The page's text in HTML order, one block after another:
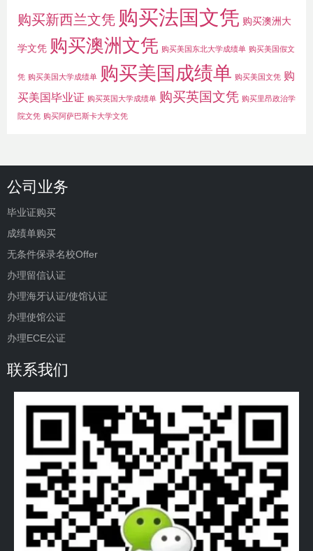
购买新西兰文凭 购买法国文凭 购买澳洲大
学文凭 购买澳洲文凭 购买美国东北大学成绩单 购买美国假文
凭 购买美国大学成绩单 购买美国成绩单 购买美国文凭 购
买美国毕业证 购买英国大学成绩单 购买英国文凭 购买里昂政治学
院文凭 购买阿萨巴斯卡大学文凭
公司业务
毕业证购买
成绩单购买
无条件保录名校Offer
办理留信认证
办理海牙认证/使馆认证
办理使馆公证
办理ECE公证
联系我们